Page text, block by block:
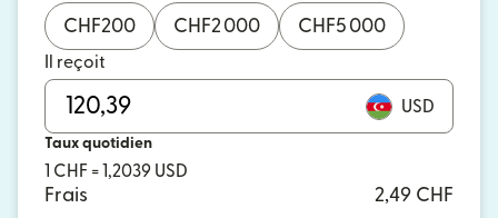
CHF200 CHF2 000 CHF5 000
Il reçoit
USD
Taux quotidien
1 CHF = 1,2039 USD
Frais
2,49 CHF